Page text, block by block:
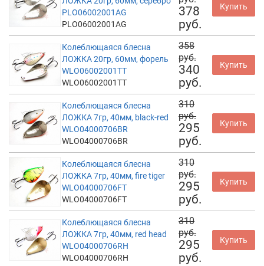
PLO06002001AG
PLO06002001AG
378
руб.
Купить
Колеблющаяся блесна
ЛОЖКА 20гр, 60мм, форель
WLO06002001TT
WLO06002001TT
358
руб.
340
руб.
Купить
Колеблющаяся блесна
ЛОЖКА 7гр, 40мм, black-red
WLO04000706BR
WLO04000706BR
310
руб.
295
руб.
Купить
Колеблющаяся блесна
ЛОЖКА 7гр, 40мм, fire tiger
WLO04000706FT
WLO04000706FT
310
руб.
295
руб.
Купить
Колеблющаяся блесна
ЛОЖКА 7гр, 40мм, red head
WLO04000706RH
WLO04000706RH
310
руб.
295
руб.
Купить